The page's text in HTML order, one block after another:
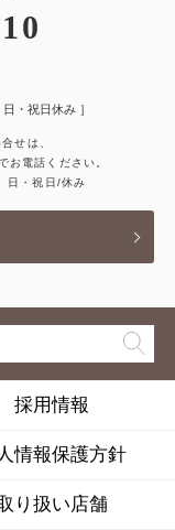
・祝日休み ］
せは、
お電話ください。
・祝日/休み
採用情報
情報保護方針
り扱い店舗